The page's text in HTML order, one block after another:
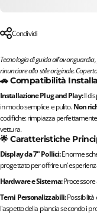
Condividi
Tecnologia di guida
rinunciare allo stile originale.
🚗 Compatibilità
Installazione Plug and Play:Il
in modo semplice e pulito.Non
codifiche: rimpiazza
vettura.
🌟 Caratteristiche
Display da 7" Pollici:Enorme
progettato per offrire
Hardware e Sistema:Processore
Temi Personalizzabili:Possibilità
l'aspetto della plancia secondo i